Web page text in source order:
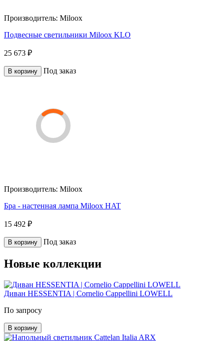
Производитель: Miloox
Подвесные светильники Miloox KLO
25 673 ₽
В корзину Под заказ
Производитель: Miloox
Бра - настенная лампа Miloox HAT
15 492 ₽
В корзину Под заказ
Новые коллекции
Диван HESSENTIA | Cornelio Cappellini LOWELL
По запросу
В корзину